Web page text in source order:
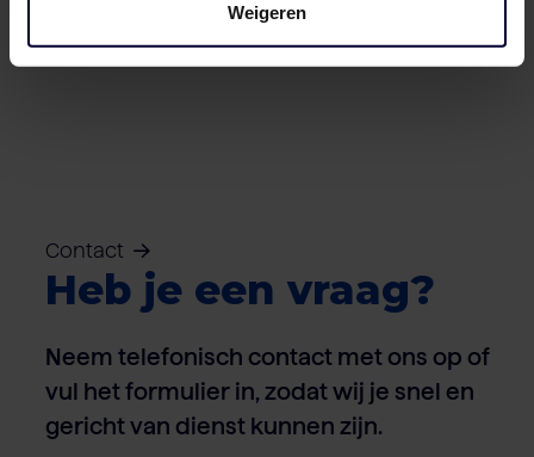
Weigeren
Dozen – Varken
Contact
Heb je een vraag?
Neem telefonisch contact met ons op of
vul het formulier in, zodat wij je snel en
gericht van dienst kunnen zijn.